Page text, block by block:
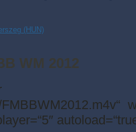
(HUN)
WM 2012